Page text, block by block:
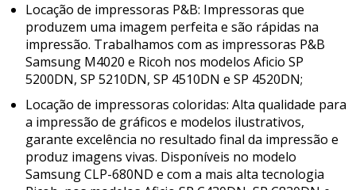
Locação de impressoras P&B: Impressoras que
produzem uma imagem perfeita e são rápidas na
impressão. Trabalhamos com as impressoras P&B
Samsung M4020 e Ricoh nos modelos Aficio SP
5200DN, SP 5210DN, SP 4510DN e SP 4520DN;
Locação de impressoras coloridas: Alta qualidade para
a impressão de gráficos e modelos ilustrativos,
garante excelência no resultado final da impressão e
produz imagens vivas. Disponíveis no modelo
Samsung CLP-680ND e com a mais alta tecnologia